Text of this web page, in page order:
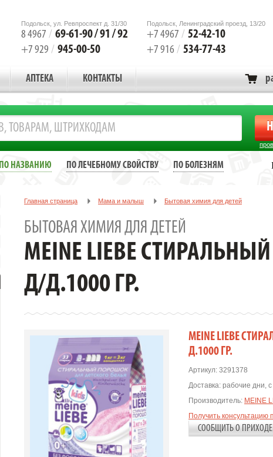
Подольск, ул. Ревпроспект д. 31/30
8 4967 / 69-61-90 / 91 / 92
+7 929 / 945-00-50
Подольск, Ленинградский проезд, 13/20
+7 4967 / 52-42-10
+7 916 / 534-77-43
АПТЕКА КОНТАКТЫ
ПО НАЗВАНИЮ ПО ЛЕЧЕБНОМУ СВОЙСТВУ ПО БОЛЕЗНЯМ
Главная страница Мама и малыш Бытовая химия для детей
БЫТОВАЯ ХИМИЯ ДЛЯ ДЕТЕЙ
MEINE LIEBE
Д/Д.1000 ГР.
MEINE LIEBE
Д.1000 ГР.
Артикул: 3291378
Доставка: рабочие дни,
Производитель: MEINE
Получить консультацию
СООБЩИТЬ О ПРИХОДЕ